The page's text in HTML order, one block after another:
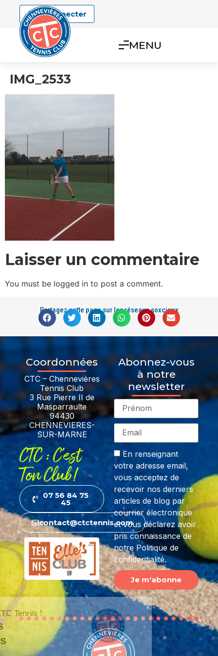
Se connecter
MENU
IMG_2533
Laisser un commentaire
You must be logged in to post a comment.
Partagez cette page sur les réseaux soxciaux
Coordonnées
CTC – Chennevières
Tennis Club
3 Rue Pierre II de
Masparraulte
94430
CHENNEVIERES-
SUR-MARNE
CTC : C'est
Ton Club!
07 56 84 75
45
contact@ctctennis.com
Abonnez-vous
à notre
newsletter
En renseignant
votre adresse email,
vous acceptez de
recevoir nos derniers
articles de blog par
courrier électronique
et vous déclarez avoir
pris connaissance de
notre Politique de
confidentialité.
Je m'abonne